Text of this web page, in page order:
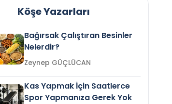
Köşe Yazarları
Bağırsak Çalıştıran Besinler
Nelerdir?
Zeynep GÜÇLÜCAN
Kas Yapmak İçin Saatlerce
Spor Yapmanıza Gerek Yok